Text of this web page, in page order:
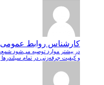
کارشناس روابط عمومی
در بیشتر موارد توصیه می‌شود
و کیفیت جرقه‌زنی در تمام